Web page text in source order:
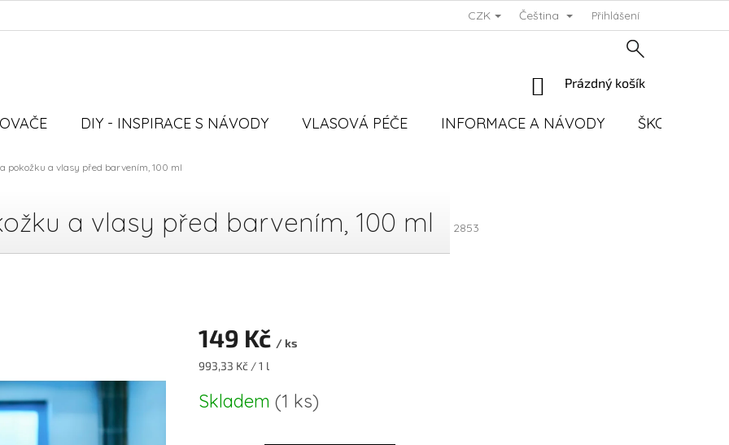
CZK Čeština Přihlášení
NÁKUPNÍ
Prázdný košík
DIY - INSPIRACE S NÁVODY VLASOVÁ PÉČE INFORMACE A NÁVODY ŠKOLENÍ
pokožku a vlasy před barvením, 100 ml
a vlasy před barvením, 100 ml 2853
149 Kč / ks
Měrná
993,33 Kč / 1 l
Skladem (1 ks)